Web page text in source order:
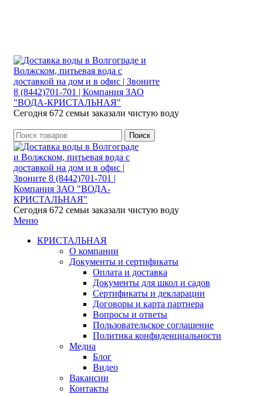
Сегодня 672 семьи заказали чистую воду
Поиск
Сегодня 672 семьи заказали чистую воду
Меню
КРИСТАЛЬНАЯ
О компании
Документы и сертификаты
Оплата и доставка
Документы для школ и садов
Сертификаты и декларации
Договоры и карта партнера
Вопросы и ответы
Пользовательское соглашение
Политика конфиденциальности
Медиа
Блог
Видео
Вакансии
Контакты